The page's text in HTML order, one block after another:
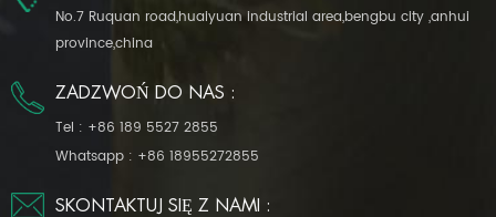
No.7 Ruquan road,huaiyuan industrial area,bengbu city ,anhui
province,china
ZADZWOŃ DO NAS :
Tel : +86 189 5527 2855
Whatsapp : +86 18955272855
SKONTAKTUJ SIĘ Z NAMI :